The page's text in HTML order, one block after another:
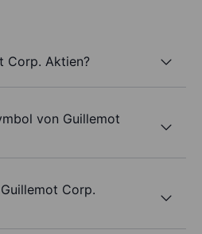
Corp. Aktien?
von Guillemot
Corp.